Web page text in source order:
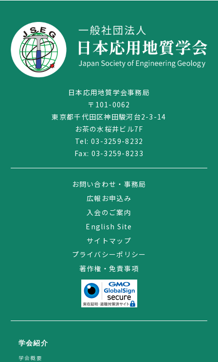
日本応用地質学会事務局
〒101-0062
東京都千代田区神田駿河台2-3-14
お茶の水桜井ビル7F
Tel:03-3259-8232
Fax: 03-3259-8233
お問い合わせ・事務局
広報お申込み
入会のご案内
English Site
サイトマップ
プライバシーポリシー
著作権・免責事項
学会紹介
学会概要